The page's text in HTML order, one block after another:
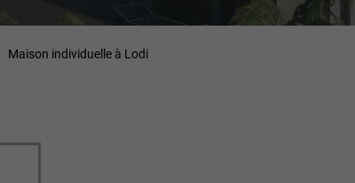
Maison individuelle à Lodi